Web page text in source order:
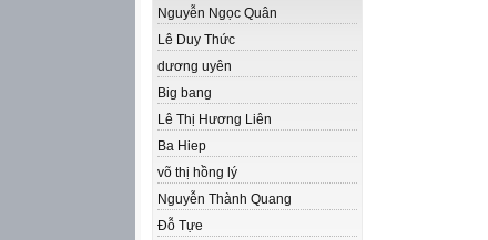
Nguyễn Ngọc Quân
Lê Duy Thức
dương uyên
Big bang
Lê Thị Hương Liên
Ba Hiep
võ thị hồng lý
Nguyễn Thành Quang
Đỗ Tựe